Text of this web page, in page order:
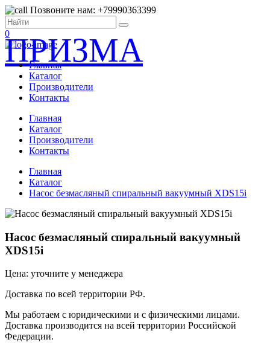
Позвоните нам: +79990363399
0
ПРИЗМА
Главная
Каталог
Производители
Контакты
Главная
Каталог
Производители
Контакты
Главная
Каталог
Насос безмасляный спиральный вакуумный XDS15i
Насос безмасляный спиральный вакуумный
XDS15i
Цена: уточните у менеджера
Доставка по всей территории РФ.
Мы работаем с юридическими и с физическими лицами.
Доставка производится на всей территории Российской
Федерации.